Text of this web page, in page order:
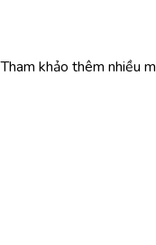
Tham khảo thêm nhiều